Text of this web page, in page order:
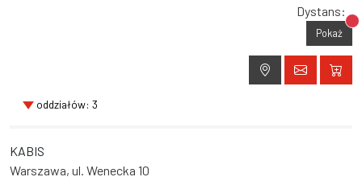
Dystans:
Pokaż
oddziałów: 3
KABIS
Warszawa, ul. Wenecka 10